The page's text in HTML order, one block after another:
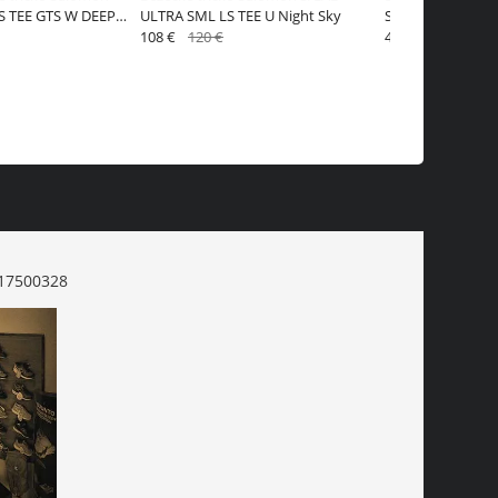
GTS W DEEP
ULTRA SML LS TEE U Night Sky
108 € 120 €
SHKout CORE SS
40.50 €